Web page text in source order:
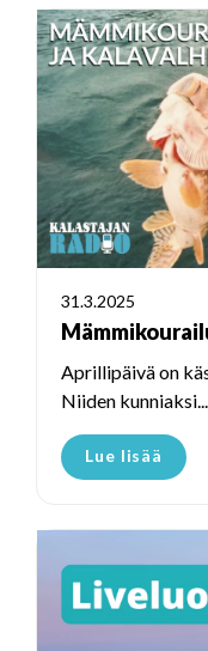
31.3.2025
Aprillipäivä on
Niiden kunniaksi...
Lue lisää